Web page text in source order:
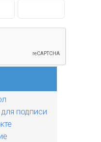
подписи